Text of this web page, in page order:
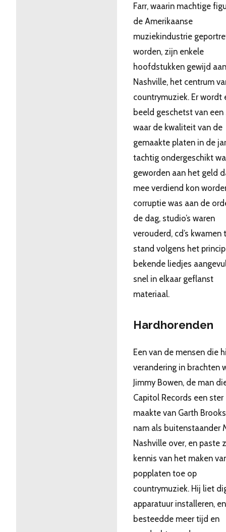
Farr, waarin machtige
de Amerikaanse
muziekindustrie
worden, zijn enkele
hoofdstukken gewijd aan
Nashville, het centrum
countrymuziek. Er wordt
beeld geschetst van
waar de kwaliteit van de
gemaakte platen in de
tachtig ondergeschikt
geworden aan het geld
mee verdiend kon
corruptie was aan de
de dag, studio’s waren
verouderd, cd’s kwamen
stand volgens het
bekende liedjes
snel in elkaar geflanst
materiaal.
Hardhorenden
Een van de mensen die
verandering in brachten
Jimmy Bowen, de man
Capitol Records een ster
maakte van Garth
nam als buitenstaander
Nashville over, en paste
kennis van het maken
popplaten toe op
countrymuziek. Hij liet
apparatuur installeren, en
besteedde meer tijd en